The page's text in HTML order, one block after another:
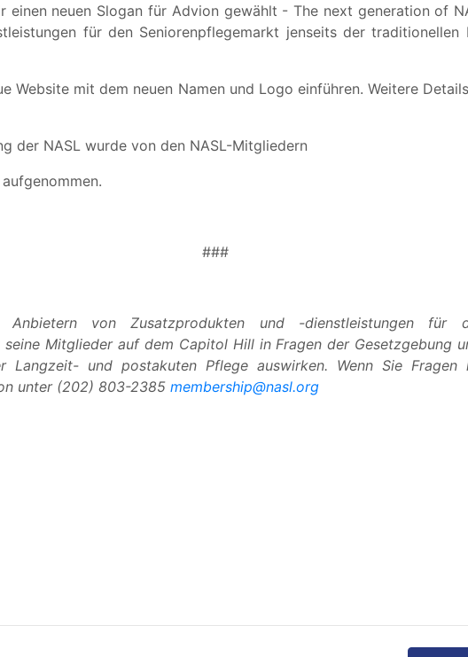
einen neuen Slogan für Advion gewählt - The next generation of
für den Seniorenpflegemarkt jenseits der traditionellen
Website mit dem neuen Namen und Logo einführen. Weitere
der NASL wurde von den NASL-Mitgliedern
###
von Zusatzprodukten und -dienstleistungen
Mitglieder auf dem Capitol Hill in Fragen der Gesetzgebung
Langzeit- und postakuten Pflege auswirken. Wenn Sie
unter (202) 803-2385 membership@nasl.org